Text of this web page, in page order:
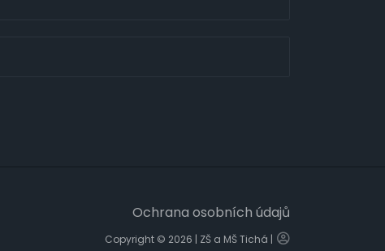
Ochrana osobních údajů
Copyright © 2026 | ZŠ a MŠ Tichá |